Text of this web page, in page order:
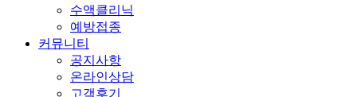
수액클리닉
예방접종
커뮤니티
공지사항
온라인상담
고객후기